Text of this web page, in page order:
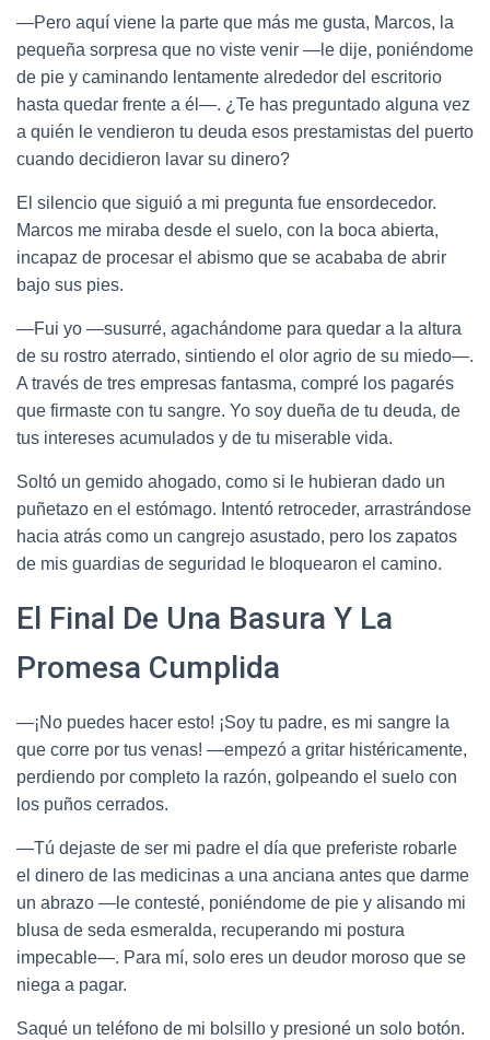
—Pero aquí viene la parte que más me gusta, Marcos, la
pequeña sorpresa que no viste venir —le dije, poniéndome
de pie y caminando lentamente alrededor del escritorio
hasta quedar frente a él—. ¿Te has preguntado alguna vez
a quién le vendieron tu deuda esos prestamistas del puerto
cuando decidieron lavar su dinero?
El silencio que siguió a mi pregunta fue ensordecedor.
Marcos me miraba desde el suelo, con la boca abierta,
incapaz de procesar el abismo que se acababa de abrir
bajo sus pies.
—Fui yo —susurré, agachándome para quedar a la altura
de su rostro aterrado, sintiendo el olor agrio de su miedo—.
A través de tres empresas fantasma, compré los pagarés
que firmaste con tu sangre. Yo soy dueña de tu deuda, de
tus intereses acumulados y de tu miserable vida.
Soltó un gemido ahogado, como si le hubieran dado un
puñetazo en el estómago. Intentó retroceder, arrastrándose
hacia atrás como un cangrejo asustado, pero los zapatos
de mis guardias de seguridad le bloquearon el camino.
El Final De Una Basura Y La
Promesa Cumplida
—¡No puedes hacer esto! ¡Soy tu padre, es mi sangre la
que corre por tus venas! —empezó a gritar histéricamente,
perdiendo por completo la razón, golpeando el suelo con
los puños cerrados.
—Tú dejaste de ser mi padre el día que preferiste robarle
el dinero de las medicinas a una anciana antes que darme
un abrazo —le contesté, poniéndome de pie y alisando mi
blusa de seda esmeralda, recuperando mi postura
impecable—. Para mí, solo eres un deudor moroso que se
niega a pagar.
Saqué un teléfono de mi bolsillo y presioné un solo botón.